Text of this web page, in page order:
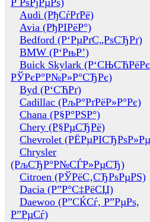
Р РѕРјРµРѕ)
Audi (РђСѓРґРё)
Avia (РђРІРёР°)
Bedford (Р‘РµРґС„РѕСЂРґ)
BMW (Р‘РњР’)
Buick Skylark (Р‘СЊСЋРёРє
РЎРєР°Р№Р»Р°СЂРє)
Byd (Р‘СЋРґ)
Cadillac (РљР°РґРёР»Р°Рє)
Chana (Р§Р°РЅР°)
Chery (Р§РµСЂРё)
Chevrolet
Chrysler
(РљСЂР°Р№СЃР»РµСЂ)
Citroen (РЎРёС‚СЂРѕРµРЅ)
Dacia (Р”Р°С‡РёСЏ)
Daewoo (Р”СЌСѓ, Р”РµРѕ,
Р”РµСѓ)